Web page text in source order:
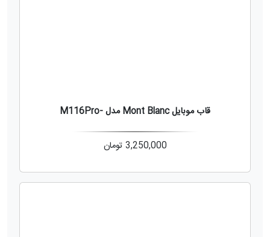
قاب موبایل Mont Blanc مدل -M116Pro
3,250,000 تومان